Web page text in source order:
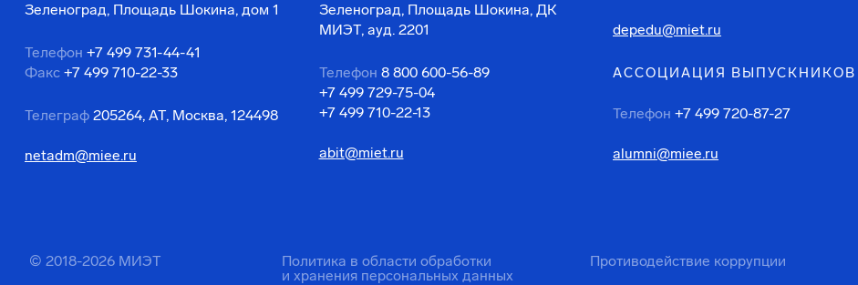
Зеленоград, Площадь Шокина, дом 1
Телефон +7 499 731-44-41
Факс +7 499 710-22-33
Телеграф 205264, АТ, Москва, 124498
netadm@miee.ru
Зеленоград, Площадь Шокина, ДК
МИЭТ, ауд. 2201
Телефон 8 800 600-56-89
+7 499 729-75-04
+7 499 710-22-13
abit@miet.ru
depedu@miet.ru
АССОЦИАЦИЯ ВЫПУСКНИКОВ
Телефон +7 499 720-87-27
alumni@miee.ru
© 2018-2026 МИЭТ
Политика в области обработки
и хранения персональных данных
Противодействие коррупции